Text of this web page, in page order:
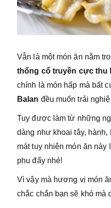
Vẫn là một món ăn nằm
thống cổ truyền cực thu
chính là món hấp mà bất
Balan đều muốn trải
Tuy được làm từ những
dàng như khoai tây, hành,
mát tuy nhiên món ăn
phu đấy nhé!
Vì vậy mà hương vị món
chắc chắn bạn sẽ khó mà